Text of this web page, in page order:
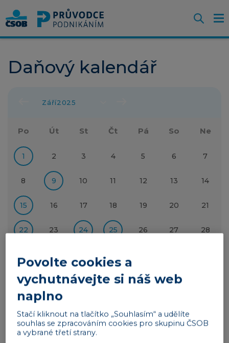
Daňový kalendář
Po Út St Čt Pá So Ne
1 2 3 4 5 6 7
8 9 10 11 12 13 14
15 16 17 18 19 20 21
22 23 24 25 26 27 28
Povolte cookies a
vychutnávejte si náš web
naplno
Stačí kliknout na tlačítko „Souhlasím“ a udělíte
souhlas se zpracováním cookies pro skupinu ČSOB
a vybrané třetí strany.